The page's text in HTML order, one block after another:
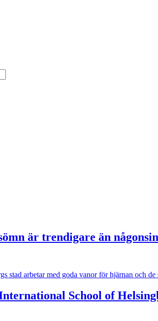
är trendigare än någonsin
stad arbetar med goda vanor för hjärnan och
School of